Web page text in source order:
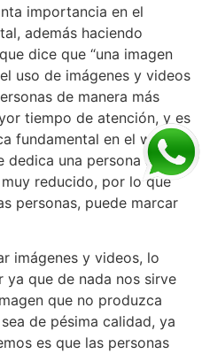
importancia en el
además haciendo
dice que “una imagen
uso de imágenes y videos
de manera más
tiempo de atención, y es
fundamental en el web, ya
dedica una persona a ver
reducido, por lo que
personas, puede marcar
imágenes y videos, lo
ya que de nada nos sirve
que no produzca
de pésima calidad, ya
es que las personas